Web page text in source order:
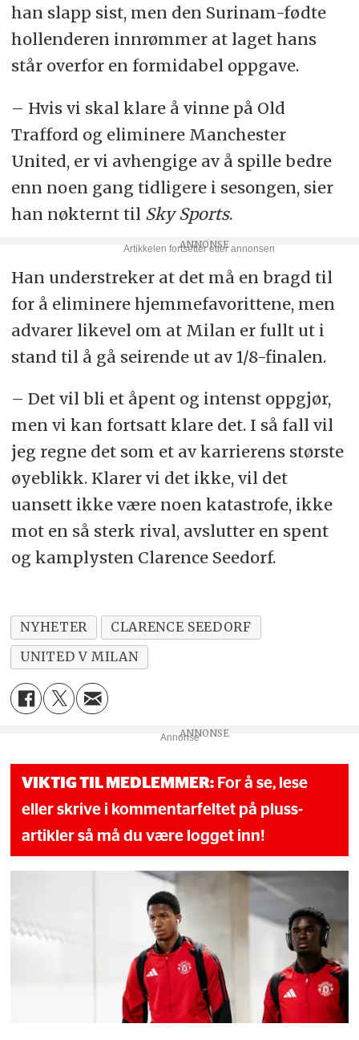
han slapp sist, men den Surinam-fødte
hollenderen innrømmer at laget hans
står overfor en formidabel oppgave.
– Hvis vi skal klare å vinne på Old
Trafford og eliminere Manchester
United, er vi avhengige av å spille bedre
enn noen gang tidligere i sesongen, sier
han nøkternt til Sky Sports.
Han understreker at det må en bragd til
for å eliminere hjemmefavorittene, men
advarer likevel om at Milan er fullt ut i
stand til å gå seirende ut av 1/8-finalen.
– Det vil bli et åpent og intenst oppgjør,
men vi kan fortsatt klare det. I så fall vil
jeg regne det som et av karrierens største
øyeblikk. Klarer vi det ikke, vil det
uansett ikke være noen katastrofe, ikke
mot en så sterk rival, avslutter en spent
og kamplysten Clarence Seedorf.
NYHETER
CLARENCE SEEDORF
UNITED V MILAN
Annonse
VIKTIG TIL MEDLEMMER: For å se, lese
eller skrive i kommentarfeltet på pluss-
artikler så må du være logget inn!